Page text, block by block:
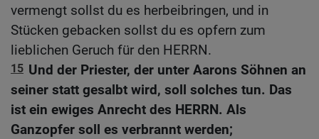
vermengt sollst du es herbeibringen, und in
Stücken gebacken sollst du es opfern zum
lieblichen Geruch für den HERRN.
15 Und der Priester, der unter Aarons Söhnen an
seiner statt gesalbt wird, soll solches tun. Das
ist ein ewiges Anrecht des HERRN. Als
Ganzopfer soll es verbrannt werden;